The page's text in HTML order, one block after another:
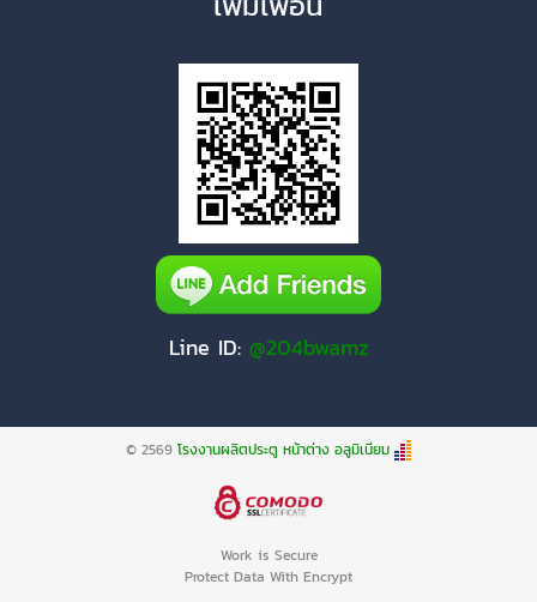
Line ID: @204bwamz
© 2569 โรงงานผลิตประตู หน้าต่าง อลูมิเนียม
Work is Secure
Protect Data With Encrypt